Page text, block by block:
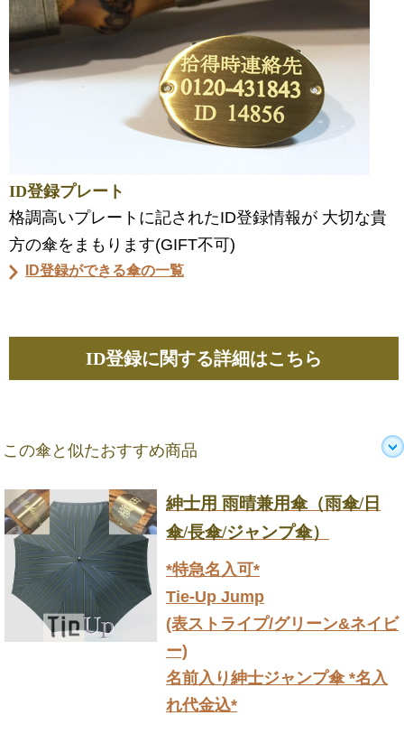
ID登録プレート
格調高いプレートに記されたID登録情報が 大切な貴
方の傘をまもります(GIFT不可)
ID登録ができる傘の一覧
ID登録に関する詳細はこちら
この傘と似たおすすめ商品
紳士用 雨晴兼用傘（雨傘/日
傘/長傘/ジャンプ傘）
*特急名入可*
Tie-Up Jump
(表ストライプ/グリーン&ネイビ
ー)
名前入り紳士ジャンプ傘 *名入
れ代金込*